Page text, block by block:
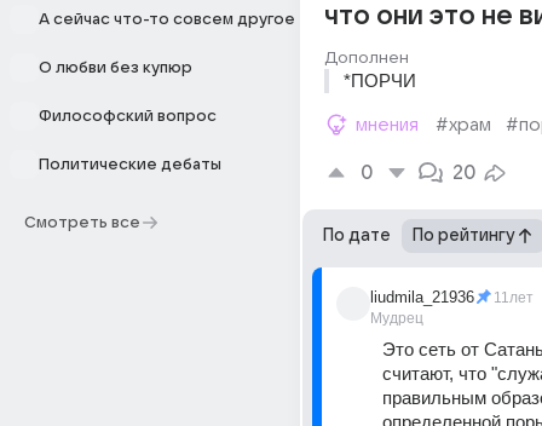
А сейчас что-то совсем другое
О любви без купюр
Философский вопрос
Политические дебаты
Смотреть все
что они это не
Дополнен
*ПОРЧИ
мнения #храм
0 20
По дате По рейтингу
liudmila_21936
Мудрец
11лет
Это сеть от
считают, что
правильным
определенной